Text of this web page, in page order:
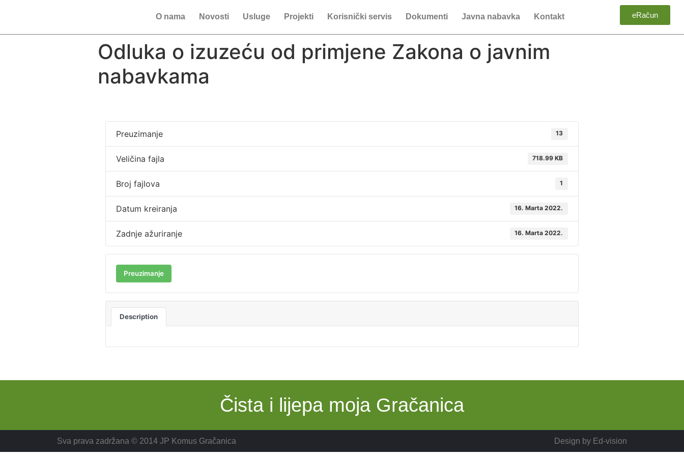
O nama Novosti Usluge Projekti Korisnički servis Dokumenti Javna nabavka Kontakt eRačun
Odluka o izuzeću od primjene Zakona o javnim
nabavkama
Preuzimanje 13
Veličina fajla 718.99 KB
Broj fajlova 1
Datum kreiranja 16. Marta 2022.
Zadnje ažuriranje 16. Marta 2022.
Preuzimanje
Description
Čista i lijepa moja Gračanica
Sva prava zadržana © 2014 JP Komus Gračanica Design by Ed-vision